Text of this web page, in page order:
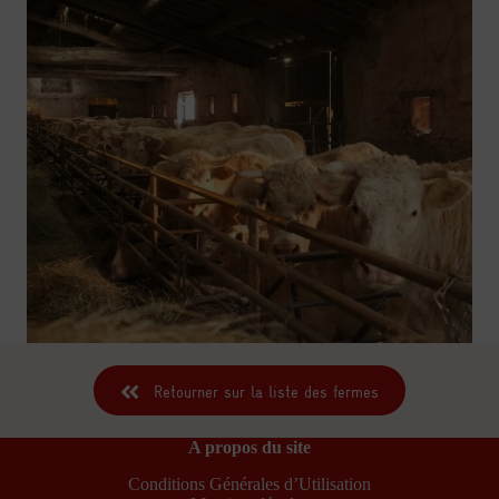
Retourner sur la liste des fermes
A propos du site
Conditions Générales d’Utilisation